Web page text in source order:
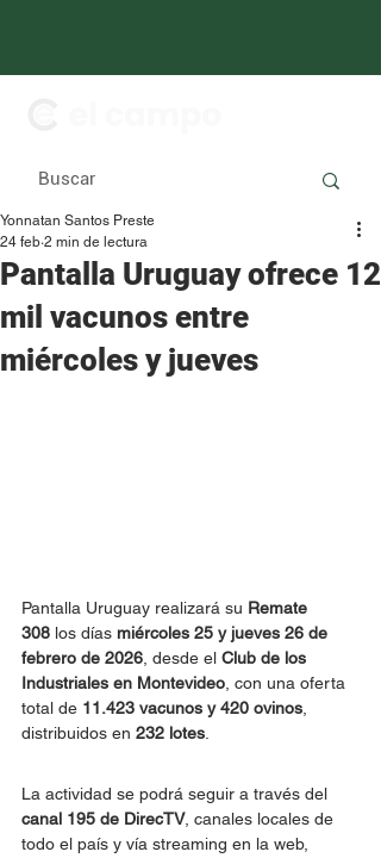
Pantalla Uruguay ofrece 12
mil vacunos entre
miércoles y jueves
Yonnatan Santos Preste
24 feb 2 min de lectura
Pantalla Uruguay realizará su Remate
308 los días miércoles 25 y jueves 26 de
febrero de 2026, desde el Club de los
Industriales en Montevideo, con una oferta
total de 11.423 vacunos y 420 ovinos,
distribuidos en 232 lotes.
La actividad se podrá seguir a través del
canal 195 de DirecTV, canales locales de
todo el país y vía streaming en la web,